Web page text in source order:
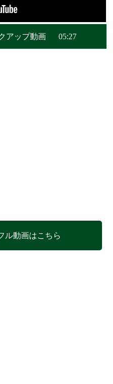
アップ動画 05:27
ル動画はこちら